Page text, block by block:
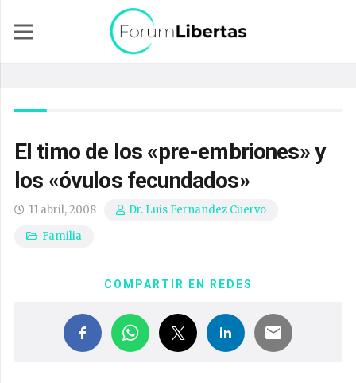
El timo de los «pre-embriones» y
los «óvulos fecundados»
11 abril, 2008
Dr. Luis Fernandez Cuervo
Familia
COMPARTIR EN REDES